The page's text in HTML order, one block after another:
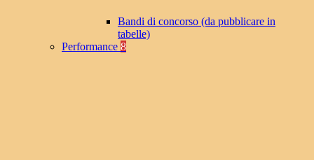
Bandi di concorso (da pubblicare in
tabelle)
Performance 8